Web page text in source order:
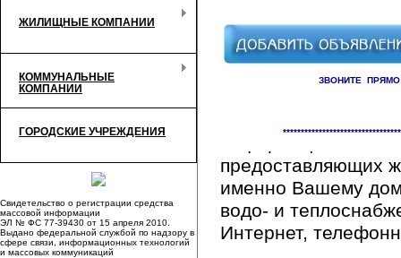
ЖИЛИЩНЫЕ КОМПАНИИ
КОММУНАЛЬНЫЕ
КОМПАНИИ
ГОРОДСКИЕ УЧРЕЖДЕНИЯ
Свидетельство о регистрации средства
массовой информации
ЭЛ № ФС 77-39430 от 15 апреля 2010.
Выдано федеральной службой по надзору в
сфере связи, информационных технологий
и массовых коммуникаций
ЗВОНИТЕ
предоставляющих
именно Вашему
водо- и
Интернет,